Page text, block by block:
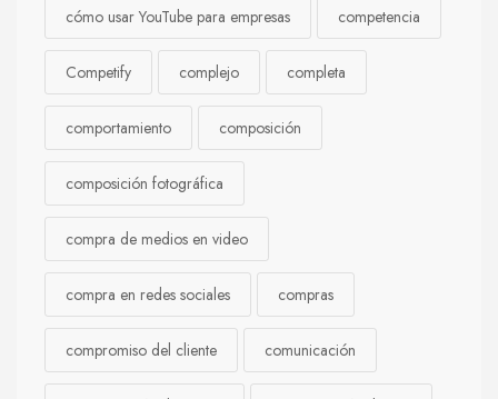
cómo usar YouTube para empresas competencia
Competify complejo completa
comportamiento composición
composición fotográfica
compra de medios en video
compra en redes sociales compras
compromiso del cliente comunicación